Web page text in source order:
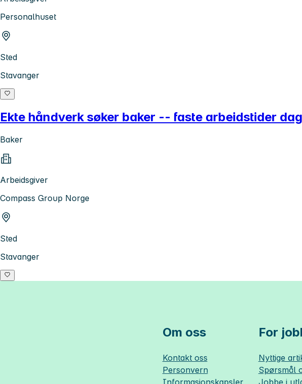
Personalhuset
Sted
Stavanger
Ekte håndverk søker baker -- faste arbeidstider
Baker
Arbeidsgiver
Compass Group Norge
Sted
Stavanger
Om oss
Kontakt oss
Personvern
Informasjonskapsler
For
Nyttige
Spørsmål
Jobbe i